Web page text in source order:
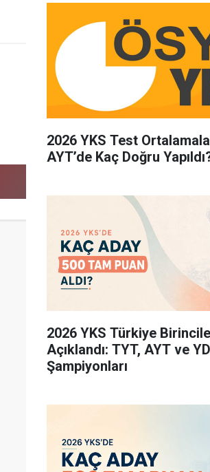
2026 YKS Test
AYT’de Kaç Doğru
2026 YKS Türkiye
Açıklandı: TYT, AYT ve
Şampiyonları